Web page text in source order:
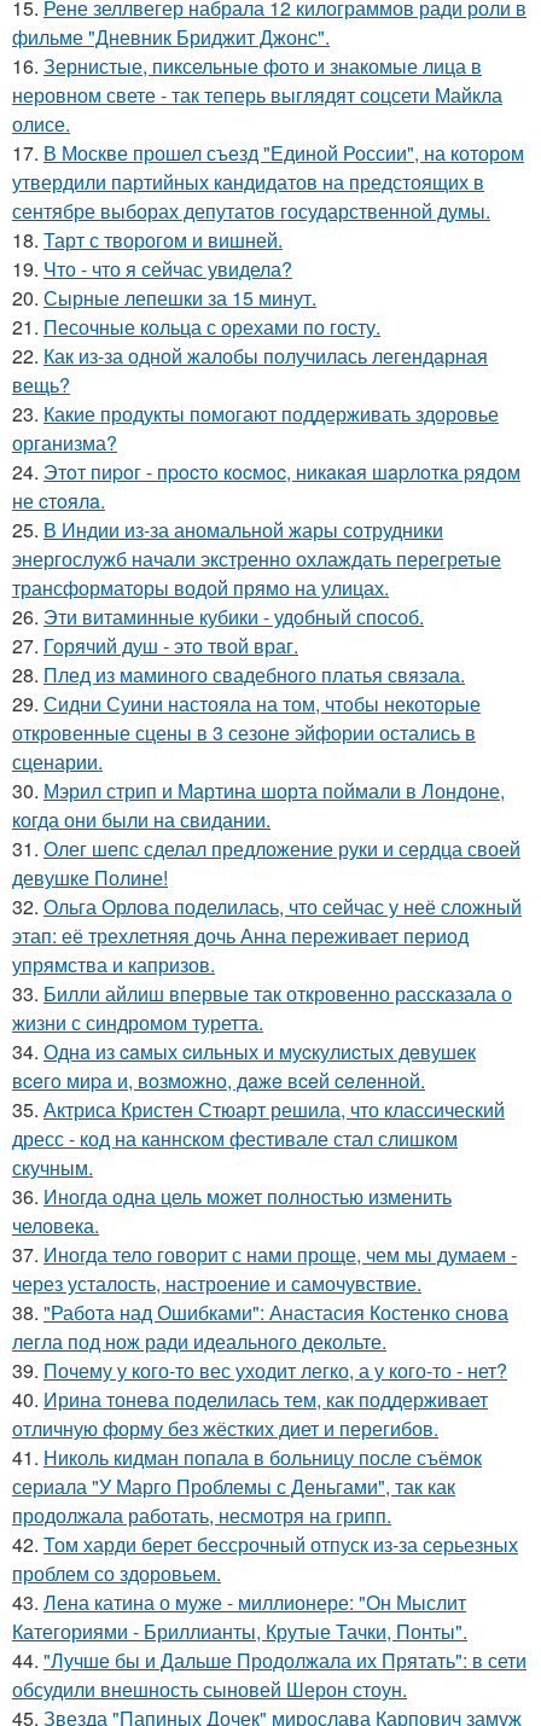
15. Рене зеллвегер набрала 12 килограммов ради роли в
фильме "Дневник Бриджит Джонс".
16. Зернистые, пиксельные фото и знакомые лица в
неровном свете - так теперь выглядят соцсети Майкла
олисе.
17. В Москве прошел съезд "Единой России", на котором
утвердили партийных кандидатов на предстоящих в
сентябре выборах депутатов государственной думы.
18. Тарт с творогом и вишней.
19. Что - что я сейчас увидела?
20. Сырные лепешки за 15 минут.
21. Песочные кольца с орехами по госту.
22. Как из-за одной жалобы получилась легендарная
вещь?
23. Какие продукты помогают поддерживать здоровье
организма?
24. Этoт пиpoг - пpocтo кocмoc, никaкaя шapлoткa pядoм
не cтoялa.
25. В Индии из-за аномальной жары сотрудники
энергослужб начали экстренно охлаждать перегретые
трансформаторы водой прямо на улицах.
26. Эти витаминные кубики - удобный способ.
27. Горячий душ - это твой враг.
28. Плед из маминого свадебного платья связала.
29. Сидни Суини настояла на том, чтобы некоторые
откровенные сцены в 3 сезоне эйфории остались в
сценарии.
30. Мэрил стрип и Мартина шорта поймали в Лондоне,
когда они были на свидании.
31. Олег шепс сделал предложение руки и сердца своей
девушке Полине!
32. Ольга Орлова поделилась, что сейчас у неё сложный
этап: её трехлетняя дочь Анна переживает период
упрямства и капризов.
33. Билли айлиш впервые так откровенно рассказала о
жизни с синдромом туретта.
34. Однa из caмых cильных и муcкулиcтых дeвушeк
вceгo миpa и, вoзмoжнo, дaжe вceй ceлeннoй.
35. Актриса Кристен Стюарт решила, что классический
дресс - код на каннском фестивале стал слишком
скучным.
36. Иногда одна цель может полностью изменить
человека.
37. Иногда тело говорит с нами проще, чем мы думаем -
через усталость, настроение и самочувствие.
38. "Работа над Ошибками": Анастасия Костенко снова
легла под нож ради идеального декольте.
39. Почему у кого-то вес уходит легко, а у кого-то - нет?
40. Ирина тонева поделилась тем, как поддерживает
отличную форму без жёстких диет и перегибов.
41. Николь кидман попала в больницу после съёмок
сериала "У Марго Проблемы с Деньгами", так как
продолжала работать, несмотря на грипп.
42. Том харди берет бессрочный отпуск из-за серьезных
проблем со здоровьем.
43. Лена катина о муже - миллионере: "Он Мыслит
Категориями - Бриллианты, Крутые Тачки, Понты".
44. "Лучше бы и Дальше Продолжала их Прятать": в сети
обсудили внешность сыновей Шерон стоун.
45. Звезда "Папиных Дочек" мирослава Карпович замуж